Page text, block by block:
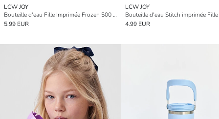
LCW JOY
Bouteille d'eau Fille Imprimée Frozen 500 ml
5.99 EUR
LCW JOY
Bouteille d'eau Stitch imprimée
4.99 EUR